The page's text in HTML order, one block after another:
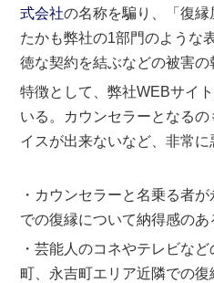
式会社の名称を騙り、「復
たかも弊社の1部門のような
徳な契約を結ぶなどの被害の
特徴として、弊社WEBサイ
いる。カウンセラーとなる
イスが出来ないなど、非常に
・カウンセラーと名乗る者
での復縁について納得感のあ
・芸能人のコネやテレビな
町、永吉町エリア近隣での